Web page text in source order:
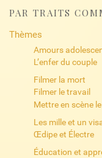
PAR TRAITS
Thèmes
Amours
L’enfer du couple
Filmer la mort
Filmer le travail
Mettre en scène
Les mille et un
Œdipe et Électre
Éducation et